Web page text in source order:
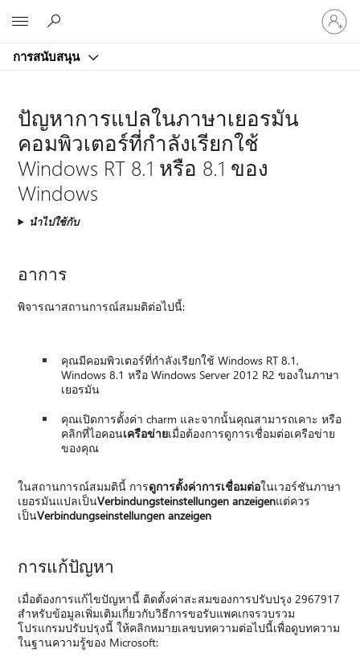
การสนับสนุน
ลงชื่อ
เข้า
บัญชี
ปัญหาการแปลในภาษาเยอรมัน
คอมพิวเตอร์ที่กำลังเรียกใช้
Windows RT 8.1 หรือ 8.1 ของ
Windows
นำไปใช้กับ
อาการ
พิจารณาสถานการณ์สมมติต่อไปนี้:
คุณมีคอมพิวเตอร์ที่กำลังเรียกใช้ Windows RT 8.1,
Windows 8.1 หรือ Windows Server 2012 R2 ของในภาษา
เยอรมัน
คุณเปิดการตั้งค่า charm และจากนั้นคุณสามารถเคาะ หรือ
คลิกที่ไอคอนเครือข่ายเมื่อต้องการดูการเชื่อมต่อเครือข่าย
ของคุณ
ในสถานการณ์สมมตินี้ การดูการตั้งค่าการเชื่อมต่อในเวอร์ชันภาษา
เยอรมันแปลเป็นVerbindungsteinstellungen anzeigenแต่ควร
เป็นVerbindungseinstellungen anzeigen
การแก้ปัญหา
เมื่อต้องการแก้ไขปัญหานี้ ติดตั้งค่าสะสมของการปรับปรุง 2967917
สำหรับข้อมูลเพิ่มเติมเกี่ยวกับวิธีการขอรับแพคเกจรวบรวม
โปรแกรมปรับปรุงนี้ ให้คลิกหมายเลขบทความต่อไปนี้เพื่อดูบทความ
ในฐานความรู้ของ Microsoft: